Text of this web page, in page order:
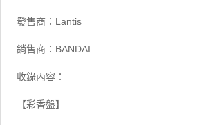
發售商：Lantis
銷售商：BANDAI
收錄內容：
【彩香盤】